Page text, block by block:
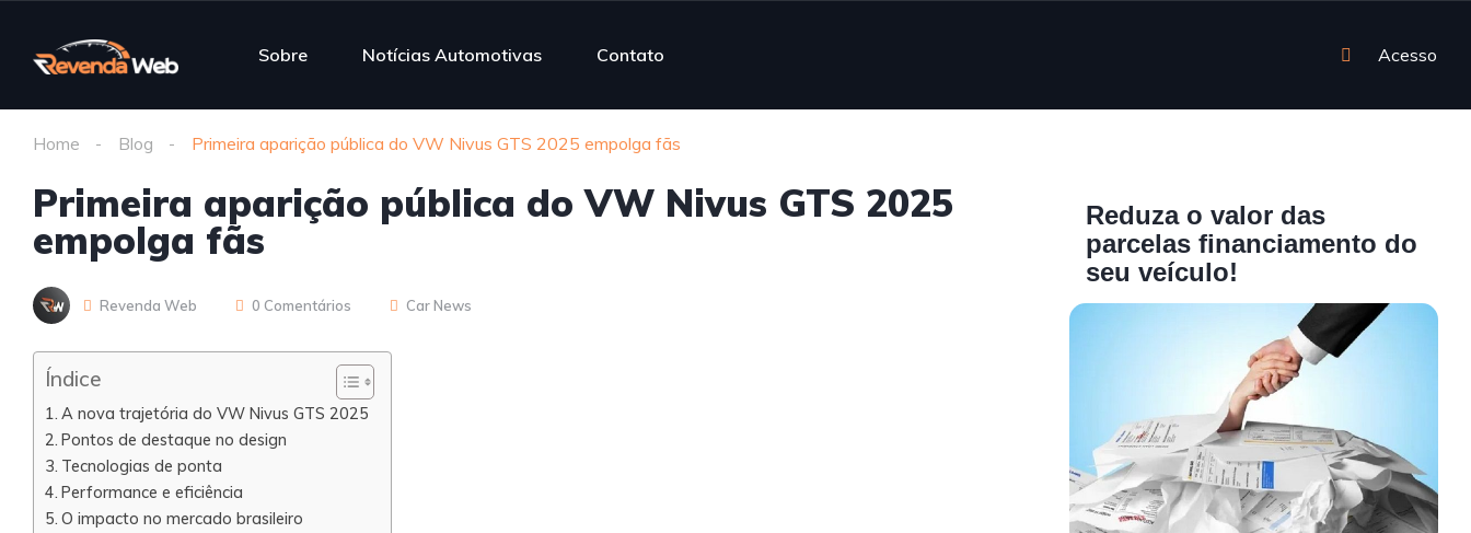
Sobre Notícias Automotivas Contato Acesso
Home Blog Primeira aparição pública do VW Nivus GTS 2025 empolga fãs
Primeira aparição pública do VW Nivus GTS 2025
empolga fãs
Revenda Web 0 Comentários Car News
Índice
A nova trajetória do VW Nivus GTS 2025
Pontos de destaque no design
Tecnologias de ponta
Performance e eficiência
O impacto no mercado brasileiro
Reduza o valor das
parcelas financiamento do
seu veículo!